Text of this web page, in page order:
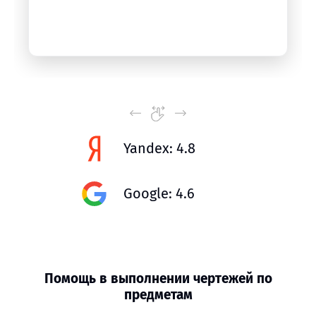
Yandex: 4.8
Google: 4.6
Помощь в выполнении чертежей по
предметам